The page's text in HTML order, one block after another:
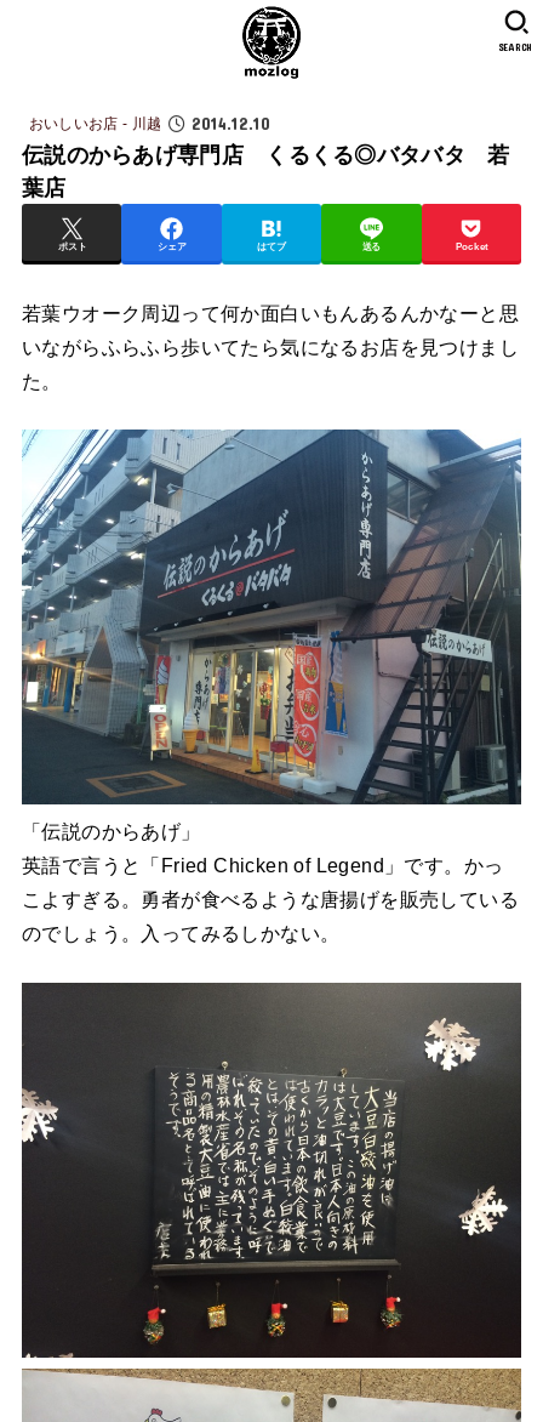
SEARCH
おいしいお店 - 川越 2014.12.10
伝説のからあげ専門店 くるくる◎バタバタ 若
葉店
ポスト シェア はてブ 送る Pocket
若葉ウオーク周辺って何か面白いもんあるんかなーと思
いながらふらふら歩いてたら気になるお店を見つけまし
た。
「伝説のからあげ」
英語で言うと「Fried Chicken of Legend」です。かっ
こよすぎる。勇者が食べるような唐揚げを販売している
のでしょう。入ってみるしかない。